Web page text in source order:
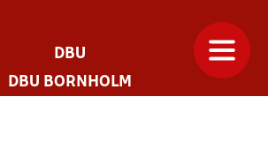
DBU
DBU BORNHOLM